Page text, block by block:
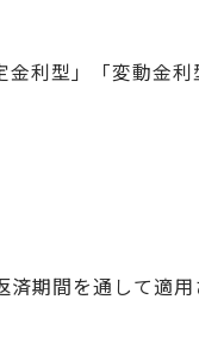
利型」「変動金
済期間を通して適